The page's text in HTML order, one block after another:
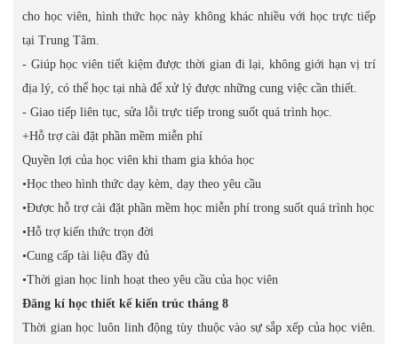
cho học viên, hình thức học này không khác nhiều với học trực tiếp
tại Trung Tâm.
- Giúp học viên tiết kiệm được thời gian đi lại, không giới hạn vị trí
địa lý, có thể học tại nhà để xử lý được những cung việc cần thiết.
- Giao tiếp liên tục, sửa lỗi trực tiếp trong suốt quá trình học.
+Hỗ trợ cài đặt phần mềm miễn phí
Quyền lợi của học viên khi tham gia khóa học
•Học theo hình thức dạy kèm, dạy theo yêu cầu
•Được hỗ trợ cài đặt phần mềm học miễn phí trong suốt quá trình học
•Hỗ trợ kiến thức trọn đời
•Cung cấp tài liệu đầy đủ
•Thời gian học linh hoạt theo yêu cầu của học viên
Đăng kí học thiết kế kiến trúc tháng 8
Thời gian học luôn linh động tùy thuộc vào sự sắp xếp của học viên.